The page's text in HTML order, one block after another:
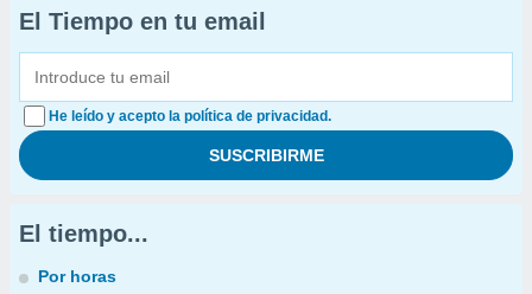
El Tiempo en tu email
He leído y acepto la política de privacidad.
El tiempo...
Por horas